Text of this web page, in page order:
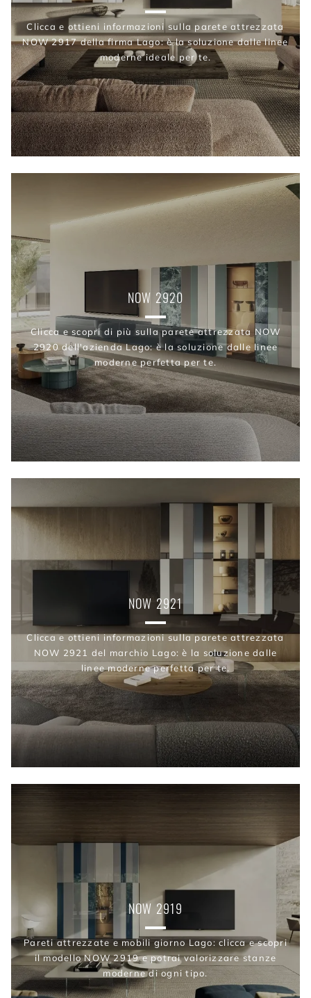
Clicca e ottieni informazioni sulla parete attrezzata
NOW 2917 della firma Lago: è la soluzione dalle linee
moderne ideale per te.
NOW 2920
Clicca e scopri di più sulla parete attrezzata NOW
2920 dell'azienda Lago: è la soluzione dalle linee
moderne perfetta per te.
NOW 2921
Clicca e ottieni informazioni sulla parete attrezzata
NOW 2921 del marchio Lago: è la soluzione dalle
linee moderne perfetta per te.
NOW 2919
Pareti attrezzate e mobili giorno Lago: clicca e scopri
il modello NOW 2919 e potrai valorizzare stanze
moderne di ogni tipo.